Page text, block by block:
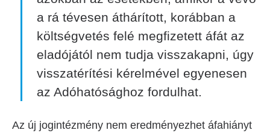
a rá tévesen áthárított, korábban a
költségvetés felé megfizetett áfát az
eladójától nem tudja visszakapni, úgy
visszatérítési kérelmével egyenesen
az Adóhatósághoz fordulhat.
Az új jogintézmény nem eredményezhet áfahiányt